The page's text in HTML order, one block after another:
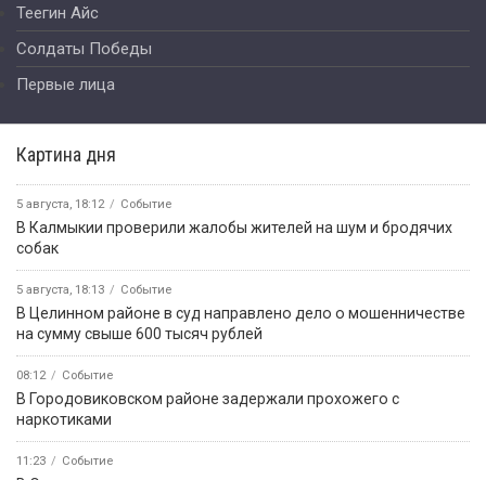
Теегин Айс
Солдаты Победы
Первые лица
Картина дня
5 августа, 18:12 Событие
В Калмыкии проверили жалобы жителей на шум и бродячих
собак
5 августа, 18:13 Событие
В Целинном районе в суд направлено дело о мошенничестве
на сумму свыше 600 тысяч рублей
08:12 Событие
В Городовиковском районе задержали прохожего с
наркотиками
11:23 Событие